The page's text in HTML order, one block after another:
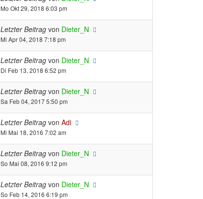
Mo Okt 29, 2018 6:03 pm
Letzter Beitrag von Dieter_N
Mi Apr 04, 2018 7:18 pm
Letzter Beitrag von Dieter_N
Di Feb 13, 2018 6:52 pm
Letzter Beitrag von Dieter_N
Sa Feb 04, 2017 5:50 pm
Letzter Beitrag von Adi
Mi Mai 18, 2016 7:02 am
Letzter Beitrag von Dieter_N
So Mai 08, 2016 9:12 pm
Letzter Beitrag von Dieter_N
So Feb 14, 2016 6:19 pm